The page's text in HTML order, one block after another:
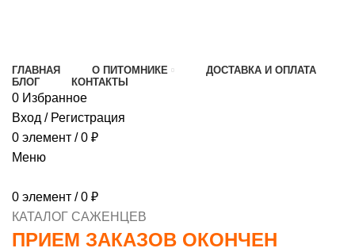
ГЛАВНАЯ О ПИТОМНИКЕ
ДОСТАВКА И ОПЛАТА
БЛОГ
КОНТАКТЫ
0 Избранное
Вход / Регистрация
0 элемент / 0 ₽
Меню
0 элемент / 0 ₽
КАТАЛОГ САЖЕНЦЕВ
ПРИЕМ ЗАКАЗОВ ОКОНЧЕН